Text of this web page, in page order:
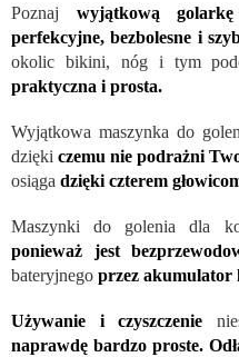
Poznaj wyjątkową
perfekcyjne, bezbolesne i
okolic bikini, nóg i tym
praktyczna i prosta.
Wyjątkowa maszynka do
dzięki czemu nie podrażni
osiąga dzięki czterem
Maszynki do golenia dla
ponieważ jest
bateryjnego przez akumulator
Używanie i czyszczenie
naprawdę bardzo proste.